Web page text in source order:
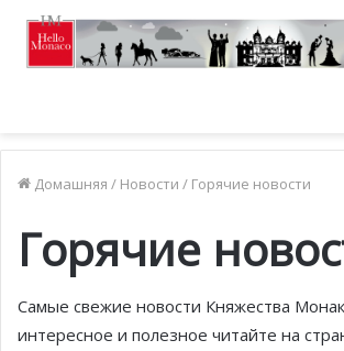
Домашняя / Новости / Горячие новости
Горячие
Самые свежие новости Княжества
интересное и полезное читайте на